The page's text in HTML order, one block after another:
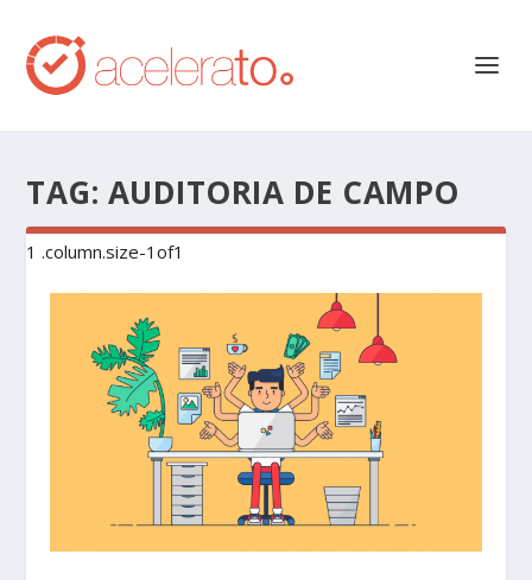
TAG: AUDITORIA DE CAMPO